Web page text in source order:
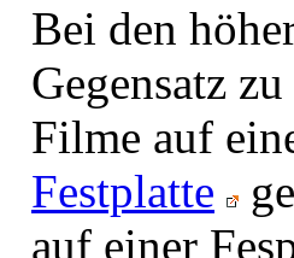
Bei den
Gegensatz
Filme auf
Festplatte
auf einer